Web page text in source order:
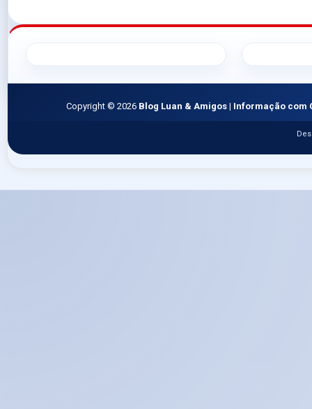
Copyright © 2026 Blog Luan & Amigos | Informação